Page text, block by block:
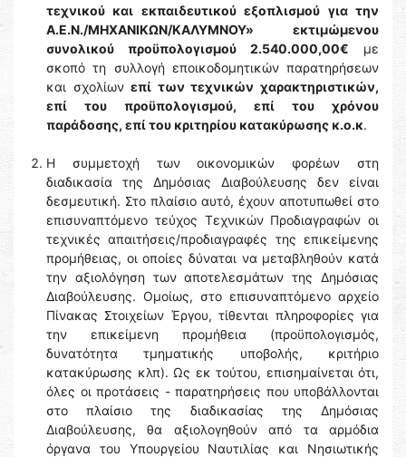
τεχνικού και εκπαιδευτικού εξοπλισμού για την
Α.Ε.Ν./ΜΗΧΑΝΙΚΩΝ/ΚΑΛΥΜΝΟΥ» εκτιμώμενου
συνολικού προϋπολογισμού 2.540.000,00€ με
σκοπό τη συλλογή εποικοδομητικών παρατηρήσεων
και σχολίωνεπί των τεχνικών χαρακτηριστικών,
επί του προϋπολογισμού, επί του χρόνου
παράδοσης, επί του κριτηρίου κατακύρωσης κ.ο.κ.
H συμμετοχή των οικονομικών φορέων στη
διαδικασία της Δημόσιας Διαβούλευσης δεν είναι
δεσμευτική. Στο πλαίσιο αυτό, έχουν αποτυπωθεί στο
επισυναπτόμενο τεύχος Τεχνικών Προδιαγραφών οι
τεχνικές απαιτήσεις/προδιαγραφές της επικείμενης
προμήθειας, οι οποίες δύναται να μεταβληθούν κατά
την αξιολόγηση των αποτελεσμάτων της Δημόσιας
Διαβούλευσης. Ομοίως, στο επισυναπτόμενο αρχείο
Πίνακας Στοιχείων Έργου, τίθενται πληροφορίες για
την επικείμενη προμήθεια (προϋπολογισμός,
δυνατότητα τμηματικής υποβολής, κριτήριο
κατακύρωσης κλπ). Ως εκ τούτου, επισημαίνεται ότι,
όλες οι προτάσεις - παρατηρήσεις που υποβάλλονται
στο πλαίσιο της διαδικασίας της Δημόσιας
Διαβούλευσης, θα αξιολογηθούν από τα αρμόδια
όργανα του Υπουργείου Ναυτιλίας και Νησιωτικής